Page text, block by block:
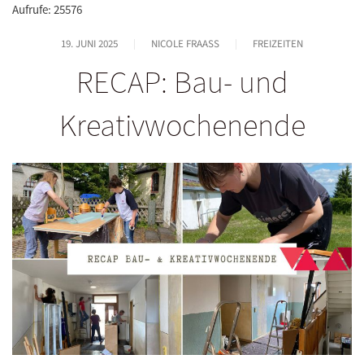
Aufrufe: 25576
19. JUNI 2025 NICOLE FRAASS FREIZEITEN
RECAP: Bau- und
Kreativwochenende